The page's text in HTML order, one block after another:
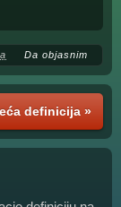
Da objasnim
definicija »